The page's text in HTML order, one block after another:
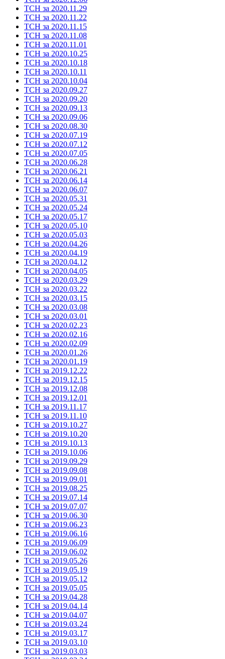
ТСН за 2020.11.29
ТСН за 2020.11.22
ТСН за 2020.11.15
ТСН за 2020.11.08
ТСН за 2020.11.01
ТСН за 2020.10.25
ТСН за 2020.10.18
ТСН за 2020.10.11
ТСН за 2020.10.04
ТСН за 2020.09.27
ТСН за 2020.09.20
ТСН за 2020.09.13
ТСН за 2020.09.06
ТСН за 2020.08.30
ТСН за 2020.07.19
ТСН за 2020.07.12
ТСН за 2020.07.05
ТСН за 2020.06.28
ТСН за 2020.06.21
ТСН за 2020.06.14
ТСН за 2020.06.07
ТСН за 2020.05.31
ТСН за 2020.05.24
ТСН за 2020.05.17
ТСН за 2020.05.10
ТСН за 2020.05.03
ТСН за 2020.04.26
ТСН за 2020.04.19
ТСН за 2020.04.12
ТСН за 2020.04.05
ТСН за 2020.03.29
ТСН за 2020.03.22
ТСН за 2020.03.15
ТСН за 2020.03.08
ТСН за 2020.03.01
ТСН за 2020.02.23
ТСН за 2020.02.16
ТСН за 2020.02.09
ТСН за 2020.01.26
ТСН за 2020.01.19
ТСН за 2019.12.22
ТСН за 2019.12.15
ТСН за 2019.12.08
ТСН за 2019.12.01
ТСН за 2019.11.17
ТСН за 2019.11.10
ТСН за 2019.10.27
ТСН за 2019.10.20
ТСН за 2019.10.13
ТСН за 2019.10.06
ТСН за 2019.09.29
ТСН за 2019.09.08
ТСН за 2019.09.01
ТСН за 2019.08.25
ТСН за 2019.07.14
ТСН за 2019.07.07
ТСН за 2019.06.30
ТСН за 2019.06.23
ТСН за 2019.06.16
ТСН за 2019.06.09
ТСН за 2019.06.02
ТСН за 2019.05.26
ТСН за 2019.05.19
ТСН за 2019.05.12
ТСН за 2019.05.05
ТСН за 2019.04.28
ТСН за 2019.04.14
ТСН за 2019.04.07
ТСН за 2019.03.24
ТСН за 2019.03.17
ТСН за 2019.03.10
ТСН за 2019.03.03